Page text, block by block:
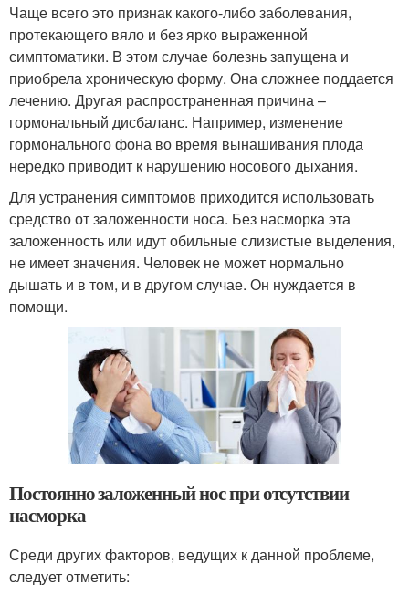
Чаще всего это признак какого-либо заболевания,
протекающего вяло и без ярко выраженной
симптоматики. В этом случае болезнь запущена и
приобрела хроническую форму. Она сложнее поддается
лечению. Другая распространенная причина –
гормональный дисбаланс. Например, изменение
гормонального фона во время вынашивания плода
нередко приводит к нарушению носового дыхания.
Для устранения симптомов приходится использовать
средство от заложенности носа. Без насморка эта
заложенность или идут обильные слизистые выделения,
не имеет значения. Человек не может нормально
дышать и в том, и в другом случае. Он нуждается в
помощи.
Постоянно заложенный нос при отсутствии
насморка
Среди других факторов, ведущих к данной проблеме,
следует отметить: